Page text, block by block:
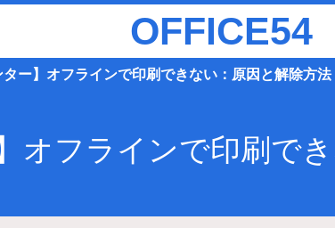
OFFICE54
ター】オフラインで印刷できない：原因と解除方法
オフラインで印刷で